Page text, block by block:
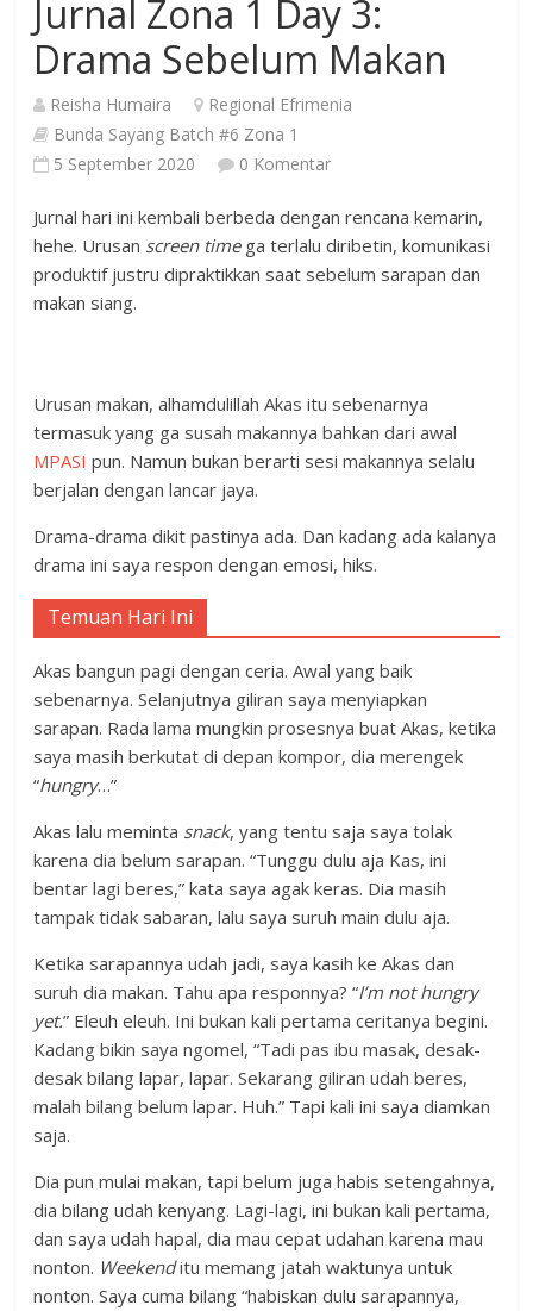
Jurnal Zona 1 Day 3:
Drama Sebelum Makan
Reisha Humaira
Regional Efrimenia
Bunda Sayang Batch #6 Zona 1
5 September 2020
0 Komentar
Jurnal hari ini kembali berbeda dengan rencana kemarin,
hehe. Urusan screen timega terlalu diribetin, komunikasi
produktif justru dipraktikkan saat sebelum sarapan dan
makan siang.
Urusan makan, alhamdulillah Akas itu sebenarnya
termasuk yang ga susah makannya bahkan dari awal
MPASI pun. Namun bukan berarti sesi makannya selalu
berjalan dengan lancar jaya.
Drama-drama dikit pastinya ada. Dan kadang ada kalanya
drama ini saya respon dengan emosi, hiks.
Temuan Hari Ini
Akas bangun pagi dengan ceria. Awal yang baik
sebenarnya. Selanjutnya giliran saya menyiapkan
sarapan. Rada lama mungkin prosesnya buat Akas, ketika
saya masih berkutat di depan kompor, dia merengek
“hungry…”
Akas lalu meminta snack, yang tentu saja saya tolak
karena dia belum sarapan. “Tunggu dulu aja Kas, ini
bentar lagi beres,” kata saya agak keras. Dia masih
tampak tidak sabaran, lalu saya suruh main dulu aja.
Ketika sarapannya udah jadi, saya kasih ke Akas dan
suruh dia makan. Tahu apa responnya? “I’m not hungry
yet.” Eleuh eleuh. Ini bukan kali pertama ceritanya begini.
Kadang bikin saya ngomel, “Tadi pas ibu masak, desak-
desak bilang lapar, lapar. Sekarang giliran udah beres,
malah bilang belum lapar. Huh.” Tapi kali ini saya diamkan
saja.
Dia pun mulai makan, tapi belum juga habis setengahnya,
dia bilang udah kenyang. Lagi-lagi, ini bukan kali pertama,
dan saya udah hapal, dia mau cepat udahan karena mau
nonton. Weekenditu memang jatah waktunya untuk
nonton. Saya cuma bilang “habiskan dulu sarapannya,